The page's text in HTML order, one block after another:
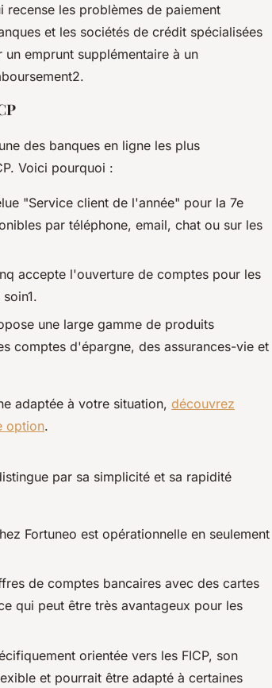
recense les problèmes de paiement
et les sociétés de crédit spécialisées
emprunt supplémentaire à un
des banques en ligne les plus
Voici pourquoi :
"Service client de l'année" pour la 7e
par téléphone, email, chat ou sur les
accepte l'ouverture de comptes pour les
une large gamme de produits
comptes d'épargne, des assurances-vie et
adaptée à votre situation, découvrez
option.
par sa simplicité et sa rapidité
Fortuneo est opérationnelle en seulement
de comptes bancaires avec des cartes
qui peut être très avantageux pour les
orientée vers les FICP, son
et pourrait être adapté à certaines